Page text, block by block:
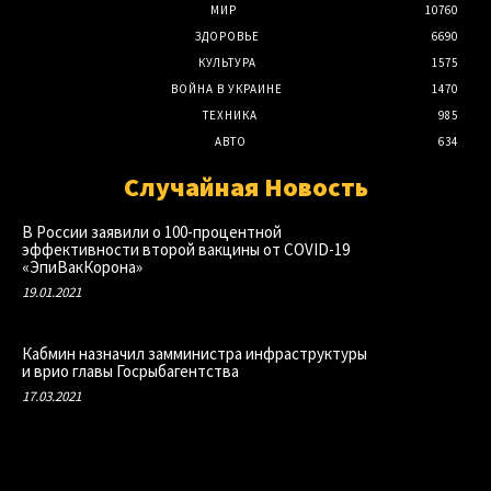
МИР
10760
ЗДОРОВЬЕ
6690
КУЛЬТУРА
1575
ВОЙНА В УКРАИНЕ
1470
ТЕХНИКА
985
АВТО
634
Случайная Новость
В России заявили о 100-процентной
эффективности второй вакцины от COVID-19
«ЭпиВакКорона»
19.01.2021
Кабмин назначил замминистра инфраструктуры
и врио главы Госрыбагентства
17.03.2021